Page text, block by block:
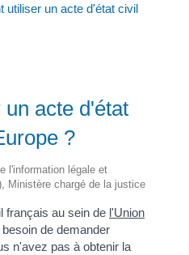
utiliser un acte d'état civil
acte d'état
?
l'information légale et
Ministère chargé de la justice
français au sein de l'Union
de demander
n'avez pas à obtenir la